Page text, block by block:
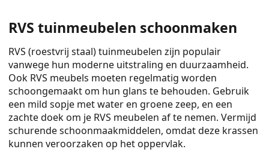
RVS tuinmeubelen schoonmaken
RVS (roestvrij staal) tuinmeubelen zijn populair
vanwege hun moderne uitstraling en duurzaamheid.
Ook RVS meubels moeten regelmatig worden
schoongemaakt om hun glans te behouden. Gebruik
een mild sopje met water en groene zeep, en een
zachte doek om je RVS meubelen af te nemen. Vermijd
schurende schoonmaakmiddelen, omdat deze krassen
kunnen veroorzaken op het oppervlak.